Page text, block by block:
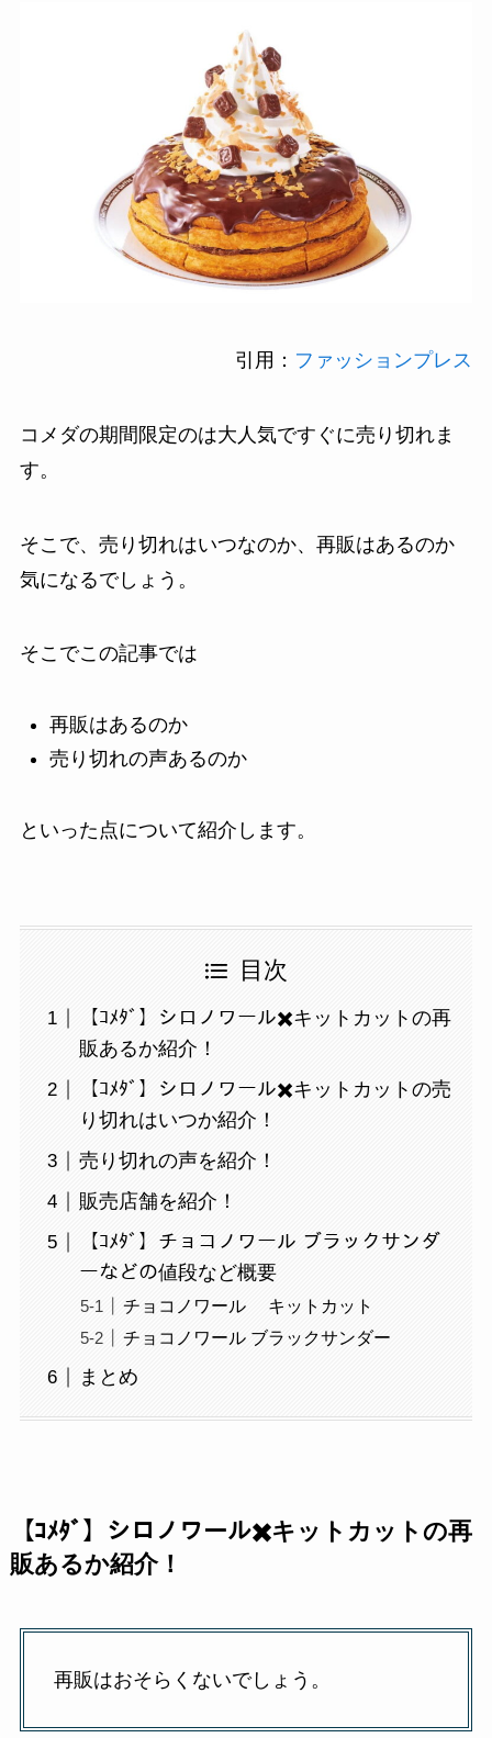
引用： ファッションプレス
コメダの期間限定のは大人気ですぐに売り切れま
す。
そこで、売り切れはいつなのか、再販はあるのか
気になるでしょう。
そこでこの記事では
再販はあるのか
売り切れの声あるのか
といった点について紹介します。
目次
【ｺﾒﾀﾞ】シロノワール✖️キットカットの再
販あるか紹介！
【ｺﾒﾀﾞ】シロノワール✖️キットカットの売
り切れはいつか紹介！
売り切れの声を紹介！
販売店舗を紹介！
【ｺﾒﾀﾞ】チョコノワール ブラックサンダ
ーなどの値段など概要
チョコノワール キットカット
チョコノワール ブラックサンダー
まとめ
【ｺﾒﾀﾞ】シロノワール✖️キットカットの再
販あるか紹介！
再販はおそらくないでしょう。